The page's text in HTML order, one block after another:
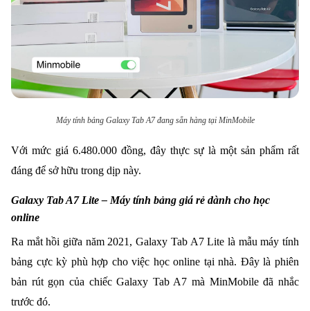
Máy tính bảng Galaxy Tab A7 đang sẵn hàng tại MinMobile
Với mức giá 6.480.000 đồng, đây thực sự là một sản phẩm rất
đáng để sở hữu trong dịp này.
Galaxy Tab A7 Lite – Máy tính bảng giá rẻ dành cho học
online
Ra mắt hồi giữa năm 2021, Galaxy Tab A7 Lite là mẫu máy tính
bảng cực kỳ phù hợp cho việc học online tại nhà. Đây là phiên
bản rút gọn của chiếc Galaxy Tab A7 mà MinMobile đã nhắc
trước đó.